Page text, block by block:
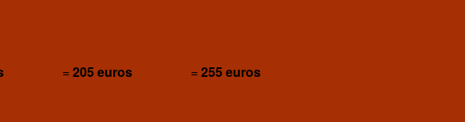
=205 euros =255 euros